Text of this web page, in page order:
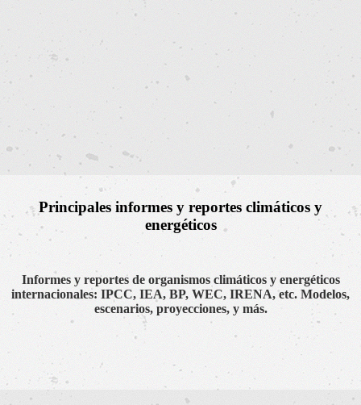
Principales informes y reportes climáticos y
energéticos
Informes y reportes de organismos climáticos y energéticos
internacionales: IPCC, IEA, BP, WEC, IRENA, etc. Modelos,
escenarios, proyecciones, y más.